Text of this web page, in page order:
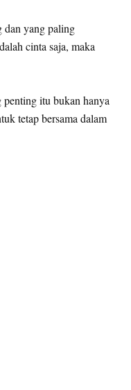
dan yang paling
cinta saja, maka
itu bukan hanya
tetap bersama dalam